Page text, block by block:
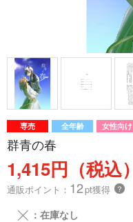
専売 全年齢 女性向け
群青の春
1,415円（税込）
通販ポイント： 12pt獲得 ？
╳ ：在庫なし